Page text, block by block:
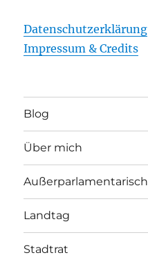
Datenschutzerklärung
Impressum & Credits
Blog
Über mich
Außerparlamentarisch
Landtag
Stadtrat